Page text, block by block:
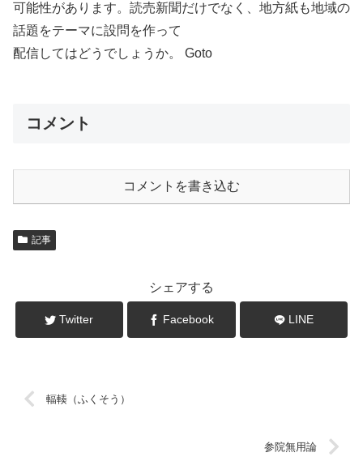
可能性があります。読売新聞だけでなく、地方紙も地域の
話題をテーマに設問を作って
配信してはどうでしょうか。 Goto
コメント
コメントを書き込む
記事
シェアする
Twitter Facebook LINE
輻輳（ふくそう）
参院無用論